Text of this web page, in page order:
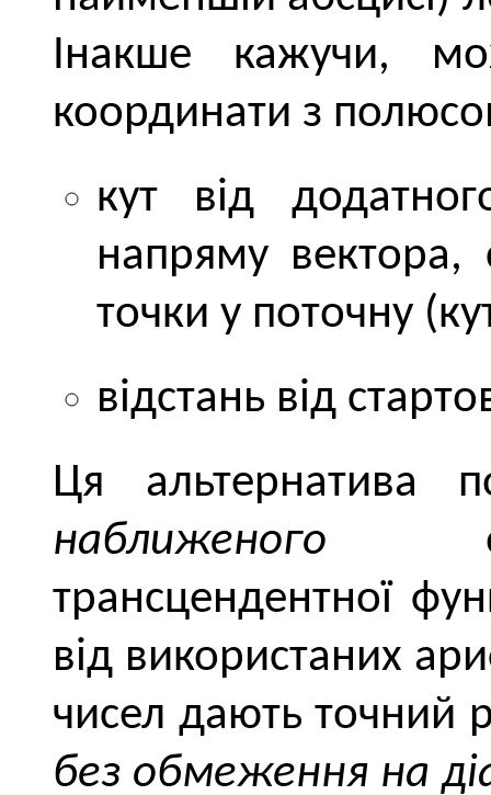
Інакше кажучи,
координати з
кут від
напряму вектора,
точки у поточну
відстань від
Ця альтернатива
наближеного
трансцендентної
від використаних
чисел дають точний
без обмеження на